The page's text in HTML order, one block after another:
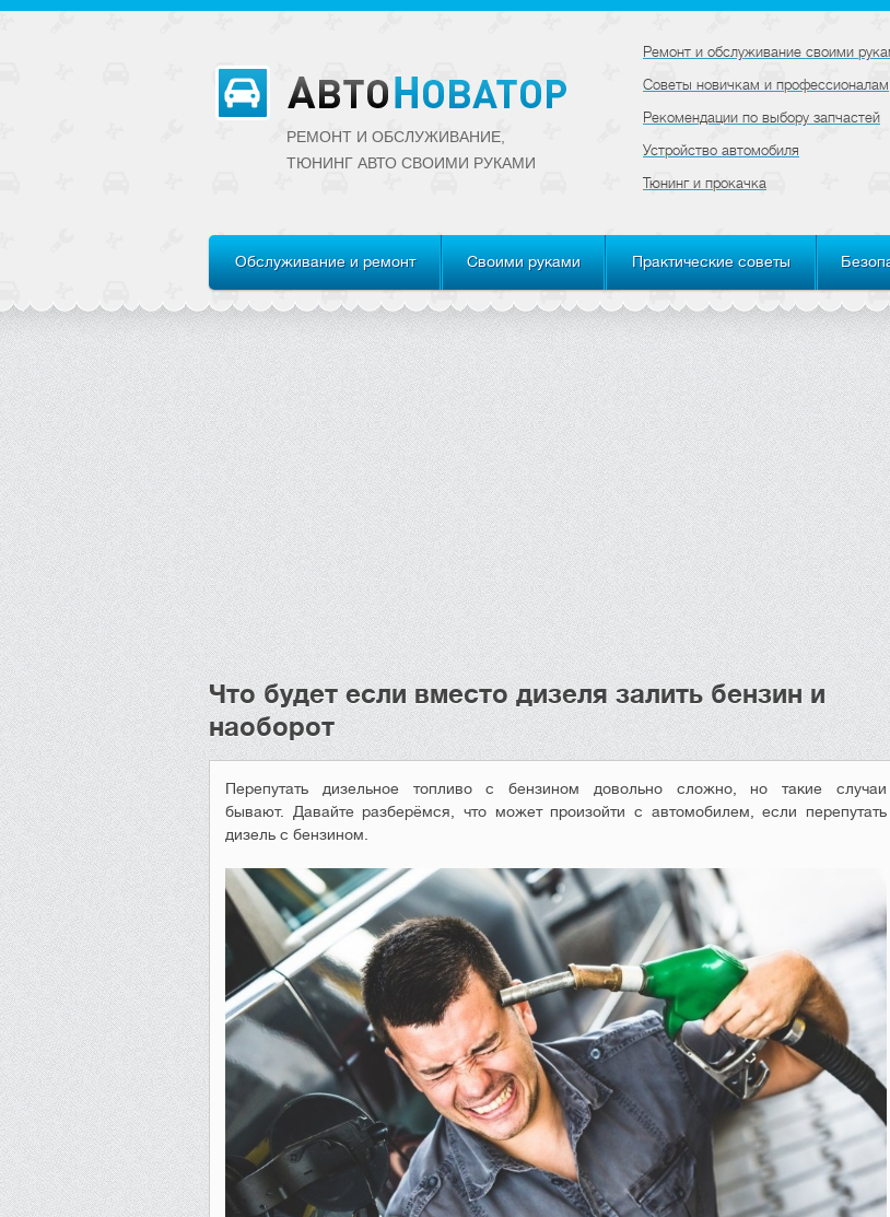
РЕМОНТ И ОБСЛУЖИВАНИЕ,
ТЮНИНГ АВТО CВОИМИ РУКАМИ
Ремонт и обслуживание своими
Советы новичкам и профессионалам
Рекомендации по выбору запчастей
Устройство автомобиля
Тюнинг и прокачка
Обслуживание и ремонт Своими руками Практические советы
Что будет если вместо дизеля залить бензин и
наоборот
Перепутать дизельное топливо с бензином довольно сложно, но такие случаи
бывают. Давайте разберёмся, что может произойти с автомобилем, если перепутать
дизель с бензином.